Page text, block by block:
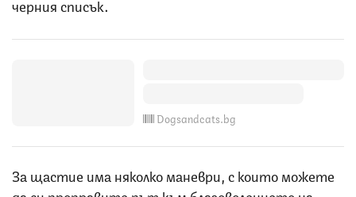
черния списък.
Dogsandcats.bg
За щастие има няколко маневри, с които можете